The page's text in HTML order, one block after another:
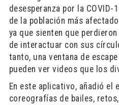
desesperanza por la
de la población más
ya que sienten que
de interactuar con sus
tanto, una ventana de
pueden ver videos que los
En este aplicativo, añadió el
coreografías de bailes,